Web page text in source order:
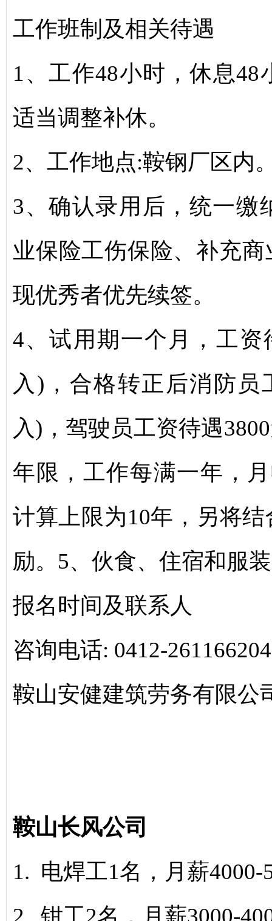
工作班制及相关待遇
1、工作48小时，休息
适当调整补休。
2、工作地点:鞍钢厂区内
3、确认录用后，统一缴
业保险工伤保险、补充
现优秀者优先续签。
4、试用期一个月，工资
入)，合格转正后消防员
入)，驾驶员工资待遇
年限，工作每满一年，
计算上限为10年，另将
励。5、伙食、住宿和服
报名时间及联系人
咨询电话: 0412-
鞍山安健建筑劳务有限公
鞍山长风公司
1. 电焊工1名，月薪
2. 钳工2名，月薪3000-